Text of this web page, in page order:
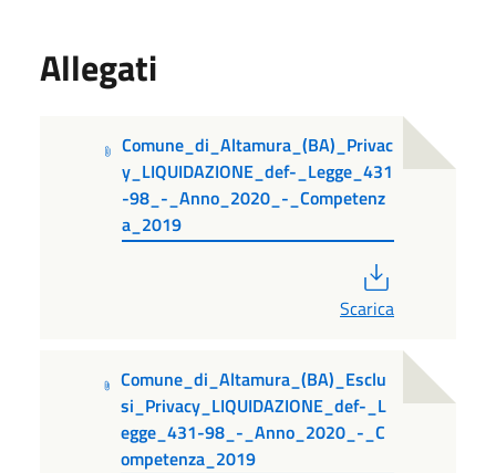
Allegati
Comune_di_Altamura_(BA)_Privac
y_LIQUIDAZIONE_def-_Legge_431
-98_-_Anno_2020_-_Competenz
a_2019
Scarica
Comune_di_Altamura_(BA)_Esclu
si_Privacy_LIQUIDAZIONE_def-_L
egge_431-98_-_Anno_2020_-_C
ompetenza_2019